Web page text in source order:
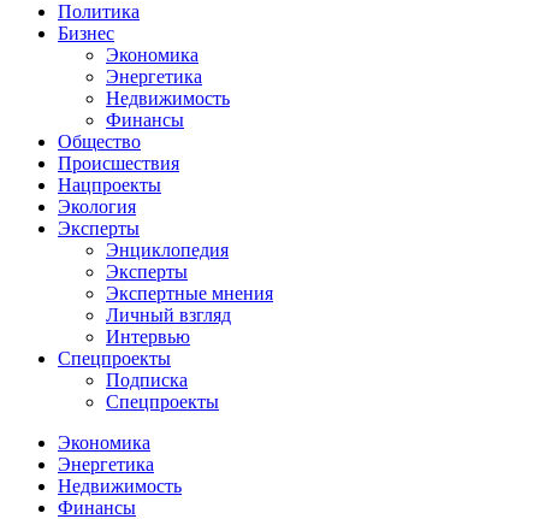
Политика
Бизнес
Экономика
Энергетика
Недвижимость
Финансы
Общество
Происшествия
Нацпроекты
Экология
Эксперты
Энциклопедия
Эксперты
Экспертные мнения
Личный взгляд
Интервью
Спецпроекты
Подписка
Спецпроекты
Экономика
Энергетика
Недвижимость
Финансы